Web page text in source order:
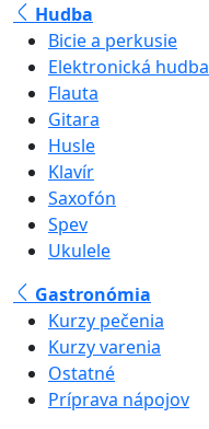
Hudba
Bicie a perkusie
Elektronická hudba
Flauta
Gitara
Husle
Klavír
Saxofón
Spev
Ukulele
Gastronómia
Kurzy pečenia
Kurzy varenia
Ostatné
Príprava nápojov